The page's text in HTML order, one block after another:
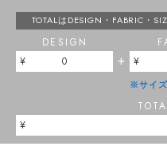
TOTALはDESIGN・FABRIC・
DESIGN
0
+
※サイ